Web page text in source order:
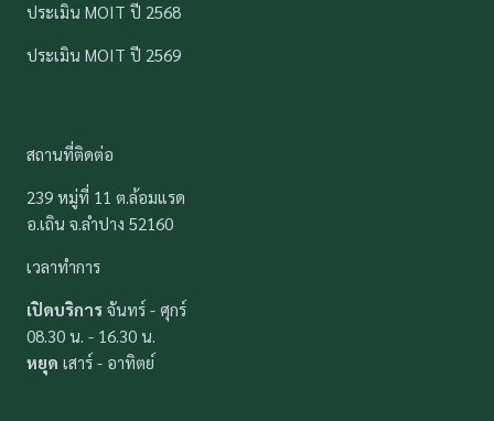
ประเมิน MOIT ปี 2568
ประเมิน MOIT ปี 2569
สถานที่ติดต่อ
239 หมู่ที่ 11 ต.ล้อมแรด
อ.เถิน จ.ลำปาง 52160
เวลาทำการ
เปิดบริการ จันทร์ - ศุกร์
08.30 น. - 16.30 น.
หยุด เสาร์ - อาทิตย์